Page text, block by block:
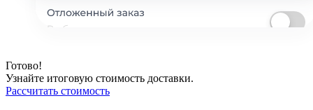
Готово!
Узнайте итоговую стоимость доставки.
Рассчитать стоимость